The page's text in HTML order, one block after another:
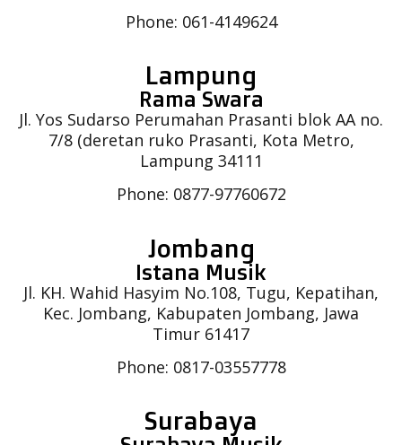
Phone: 061-4149624
Lampung
Rama Swara
Jl. Yos Sudarso Perumahan Prasanti blok AA no.
7/8 (deretan ruko Prasanti, Kota Metro,
Lampung 34111
Phone: 0877-97760672
Jombang
Istana Musik
Jl. KH. Wahid Hasyim No.108, Tugu, Kepatihan,
Kec. Jombang, Kabupaten Jombang, Jawa
Timur 61417
Phone: 0817-03557778
Surabaya